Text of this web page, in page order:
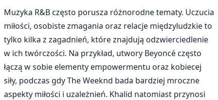
Muzyka R&B często porusza różnorodne tematy. Uczucia
miłości, osobiste zmagania oraz relacje międzyludzkie to
tylko kilka z zagadnień, które znajdują odzwierciedlenie
w ich twórczości. Na przykład, utwory Beyoncé często
łączą w sobie elementy empowermentu oraz kobiecej
siły, podczas gdy The Weeknd bada bardziej mroczne
aspekty miłości i uzależnień. Khalid natomiast przynosi